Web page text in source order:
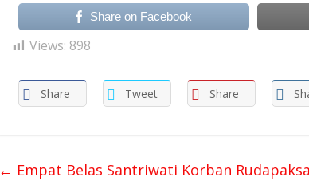
Share on Facebook
Views: 898
Share Tweet Share
← Empat Belas Santriwati Korban